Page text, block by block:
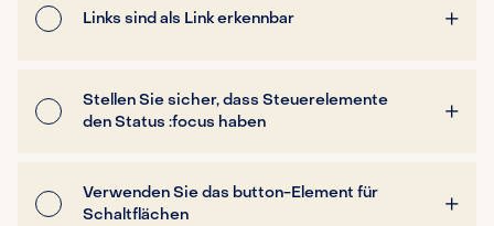
Links sind als Link erkennbar
Stellen Sie sicher, dass Steuerelemente
den Status :focus haben
Verwenden Sie das button-Element für
Schaltflächen